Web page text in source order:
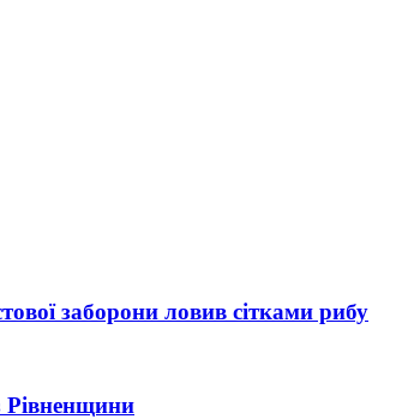
заборони ловив сітками рибу
Рівненщини